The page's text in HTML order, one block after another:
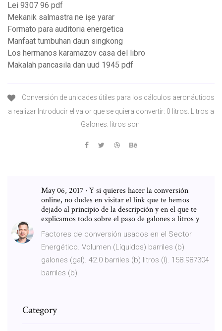
Lei 9307 96 pdf
Mekanik salmastra ne işe yarar
Formato para auditoria energetica
Manfaat tumbuhan daun singkong
Los hermanos karamazov casa del libro
Makalah pancasila dan uud 1945 pdf
Conversión de unidades útiles para los cálculos aeronáuticos
a realizar Introducir el valor que se quiera convertir: 0 litros. Litros a
Galones: litros son
May 06, 2017 · Y si quieres hacer la conversión
online, no dudes en visitar el link que te hemos
dejado al principio de la descripción y en el que te
explicamos todo sobre el paso de galones a litros y
Factores de conversión usados en el Sector
Energético. Volumen (Líquidos) barriles (b)
galones (gal). 42.0 barriles (b) litros (l). 158.987304
barriles (b).
Category